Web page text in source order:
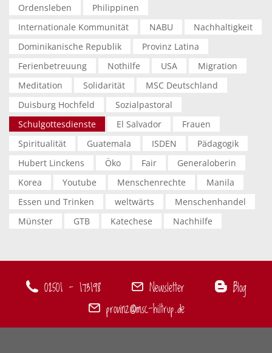
Ordensleben
Philippinen
Internationale Kommunität
NABU
Nachhaltigkeit
Dominikanische Republik
Provinz Latina
Ferienbetreuung
Nothilfe USA
Migration
Meditation
Solidarität
MSC Deutschland
Duisburg Hochfeld
Sozialpastoral
Schulgottesdienste
El Salvador
Frauen
Spiritualität
Guatemala ISDEN
Pädagogik
Hubert Linckens
Öko Fair
Generaloberin
Korea
Youtube Menschenrechte
Manila
Essen und Trinken
weltwärts
Menschenhandel
Münster
GTB Katechese Nachhilfe
02501 - 173198 Newsletter
Blog
provinz@msc-hiltrup.de